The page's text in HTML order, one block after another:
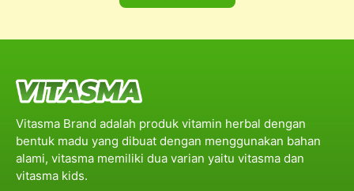
Vitasma Brand adalah produk vitamin herbal dengan
bentuk madu yang dibuat dengan menggunakan bahan
alami, vitasma memiliki dua varian yaitu vitasma dan
vitasma kids.